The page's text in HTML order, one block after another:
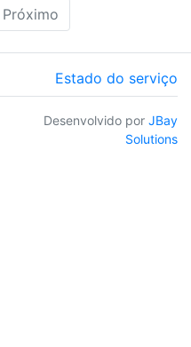
Próximo
Estado do serviço
Desenvolvido por JBay
Solutions